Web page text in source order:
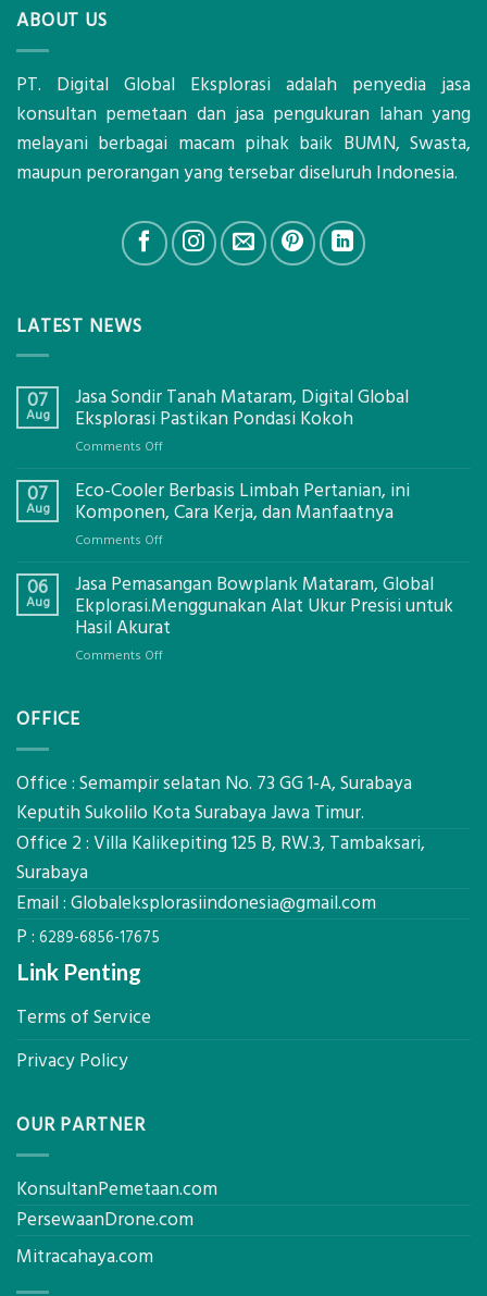
ABOUT US
PT. Digital Global Eksplorasi adalah penyedia jasa
konsultan pemetaan dan jasa pengukuran lahan yang
melayani berbagai macam pihak baik BUMN, Swasta,
maupun perorangan yang tersebar diseluruh Indonesia.
LATEST NEWS
07
Aug
Jasa Sondir Tanah Mataram, Digital Global
Eksplorasi Pastikan Pondasi Kokoh
Comments Offon
Sondir
Tanah
Eksplorasi
Pastikan
Pondasi
Kokoh
07
Aug
Eco-Cooler Berbasis Limbah Pertanian, ini
Komponen, Cara Kerja, dan Manfaatnya
Comments Offon
Cooler
Berbasis
Limbah
06
Aug
Jasa Pemasangan Bowplank Mataram, Global
Ekplorasi.Menggunakan Alat Ukur Presisi untuk
Hasil Akurat
Comments Offon
Ekplorasi.Menggunakan
Ukur
Presisi
Akurat
OFFICE
Office : Semampir selatan No. 73 GG 1-A, Surabaya
Keputih Sukolilo Kota Surabaya Jawa Timur.
Office 2 : Villa Kalikepiting 125 B, RW.3, Tambaksari,
Surabaya
Email : Globaleksplorasiindonesia@gmail.com
P : 6289-6856-17675
Link Penting
Terms of Service
Privacy Policy
OUR PARTNER
KonsultanPemetaan.com
PersewaanDrone.com
Mitracahaya.com